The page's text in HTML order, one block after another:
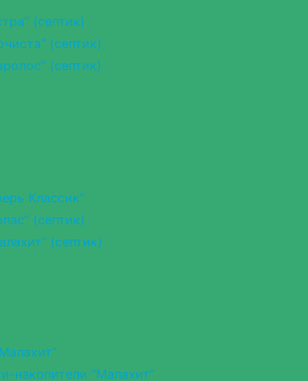
(септик)
(септик)
(септик)
Классик”
(септик)
(септик)
накопители “Малахит”